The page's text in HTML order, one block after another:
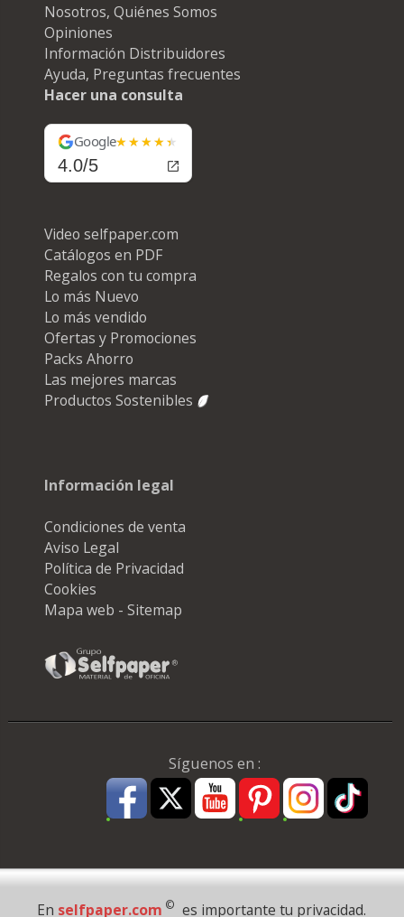
Nosotros, Quiénes Somos
Opiniones
Información Distribuidores
Ayuda, Preguntas frecuentes
Hacer una consulta
Google
4.0/5
Video selfpaper.com
Catálogos en PDF
Regalos con tu compra
Lo más Nuevo
Lo más vendido
Ofertas y Promociones
Packs Ahorro
Las mejores marcas
Productos Sostenibles
Información legal
Condiciones de venta
Aviso Legal
Política de Privacidad
Cookies
Mapa web - Sitemap
Síguenos en :
Pago Seguro
En selfpaper.com © es importante tu privacidad.